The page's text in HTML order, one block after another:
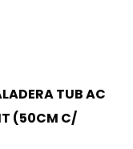
TUB AC
(50CM C/